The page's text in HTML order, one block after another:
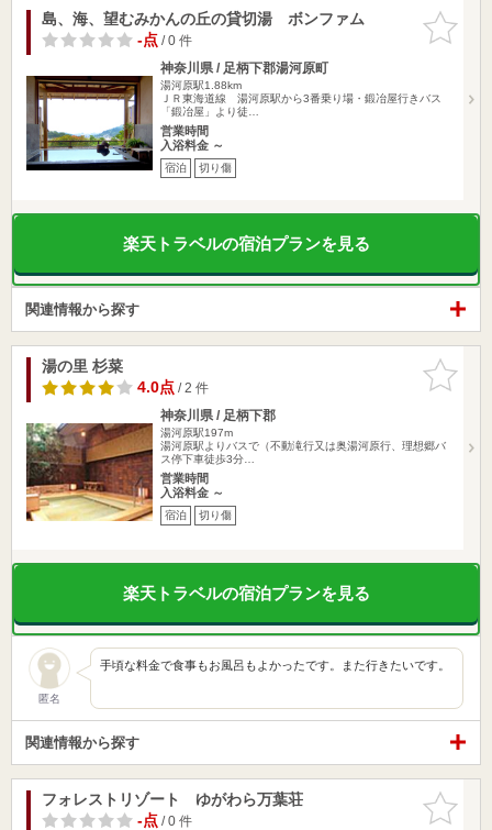
お気に入
りに追加
島、海、望むみかんの丘の貸切湯 ボンファム
-点/ 0 件
神奈川県 / 足柄下郡湯河原町
湯河原駅1.88km
ＪＲ東海道線 湯河原駅から3番乗り場・鍛冶屋行きバス
「鍛冶屋」より徒…
営業時間
入浴料金 ～
宿泊 切り傷
楽天トラベルの宿泊プランを見る
関連情報から探す
お気に入
りに追加
湯の里 杉菜
4.0点/ 2 件
神奈川県 / 足柄下郡
湯河原駅197m
湯河原駅よりバスで（不動滝行又は奥湯河原行、理想郷バ
ス停下車徒歩3分…
営業時間
入浴料金 ～
宿泊 切り傷
楽天トラベルの宿泊プランを見る
匿名
手頃な料金で食事もお風呂もよかったです。また行きたいです。
関連情報から探す
お気に入
りに追加
フォレストリゾート ゆがわら万葉荘
-点/ 0 件